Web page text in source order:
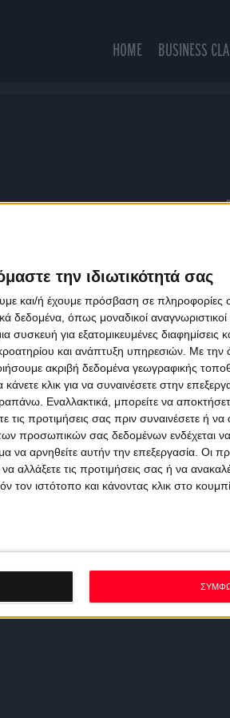
την ιδιωτικότητά σας
και/ή έχουμε πρόσβαση σε
δεδομένα, όπως μοναδικοί
για εξατομικευμένες διαφημίσεις
και ανάπτυξη υπηρεσιών. Με την
ακριβή δεδομένα γεωγραφικής
κλικ για να συναινέσετε στην
Εναλλακτικά, μπορείτε να
τις προτιμήσεις σας πριν συναινέσετε ή να
προσωπικών σας δεδομένων ενδέχεται να
να αρνηθείτε αυτήν την επεξεργασία. Οι
αλλάξετε τις προτιμήσεις σας ή να
τον ιστότοπο και κάνοντας κλικ στο
HOME BUSINESS